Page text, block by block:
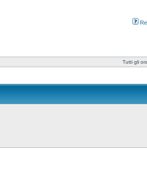
Tutti gli